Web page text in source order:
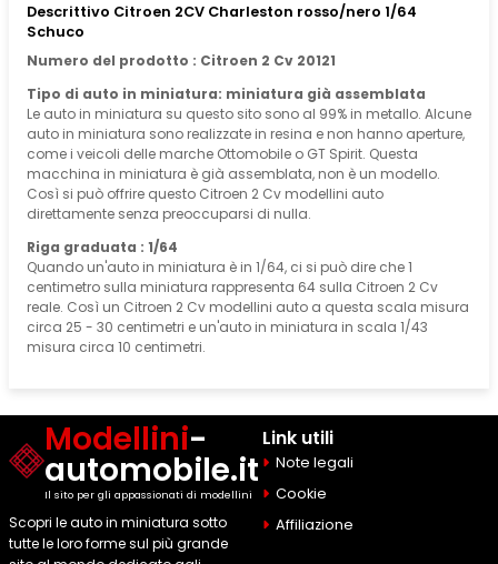
Descrittivo Citroen 2CV Charleston rosso/nero 1/64
Schuco
Numero del prodotto : Citroen 2 Cv 20121
Tipo di auto in miniatura: miniatura già assemblata
Le auto in miniatura su questo sito sono al 99% in metallo. Alcune
auto in miniatura sono realizzate in resina e non hanno aperture,
come i veicoli delle marche Ottomobile o GT Spirit. Questa
macchina in miniatura è già assemblata, non è un modello.
Così si può offrire questo Citroen 2 Cv modellini auto
direttamente senza preoccuparsi di nulla.
Riga graduata : 1/64
Quando un'auto in miniatura è in 1/64, ci si può dire che 1
centimetro sulla miniatura rappresenta 64 sulla Citroen 2 Cv
reale. Così un Citroen 2 Cv modellini auto a questa scala misura
circa 25 - 30 centimetri e un'auto in miniatura in scala 1/43
misura circa 10 centimetri.
Modellini-
automobile.it
Il sito per gli appassionati di modellini
Scopri le auto in miniatura sotto
tutte le loro forme sul più grande
Link utili
Note legali
Cookie
Affiliazione